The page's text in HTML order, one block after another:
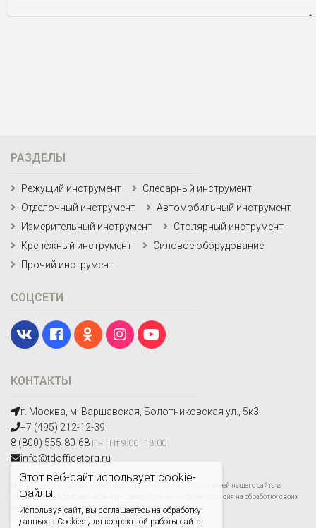
Этот веб-сайт использует cookie-
файлы.
Используя сайт, вы соглашаетесь на обработку
данных в Cookies для корректной работы сайта,
КОНТАКТЫ
г. Москва, м. Варшавская, Болотниковская ул., 5к3.
+7 (495) 212-12-39
8 (800) 555-80-68 Пн—Пт 9:00—18:00
info@tdofficetorg.ru
Мы получаем и обрабатываем персональные данные посетителей нашего сайта в
соответствии с
. Если вы не даете согласия на обработку своих
персональных данных,вам необходимо покинуть наш сайт.
РАЗДЕЛЫ
Режущий инструмент
Слесарный инструмент
Отделочный инструмент
Автомобильный инструмент
Измерительный инструмент
Столярный инструмент
Крепежный инструмент
Силовое оборудование
Прочий инструмент
СОЦСЕТИ